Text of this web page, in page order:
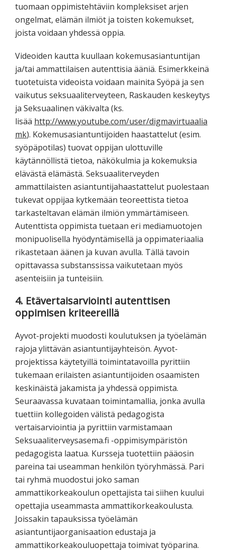
tuomaan oppimistehtäviin kompleksiset arjen
ongelmat, elämän ilmiöt ja toisten kokemukset,
joista voidaan yhdessä oppia.
Videoiden kautta kuullaan kokemusasiantuntijan
ja/tai ammattilaisen autenttisia ääniä. Esimerkkeinä
tuotetuista videoista voidaan mainita Syöpä ja sen
vaikutus seksuaaliterveyteen, Raskauden keskeytys
ja Seksuaalinen väkivalta (ks.
lisää http://www.youtube.com/user/digmavirtuaalia
mk). Kokemusasiantuntijoiden haastattelut (esim.
syöpäpotilas) tuovat oppijan ulottuville
käytännöllistä tietoa, näkökulmia ja kokemuksia
elävästä elämästä. Seksuaaliterveyden
ammattilaisten asiantuntijahaastattelut puolestaan
tukevat oppijaa kytkemään teoreettista tietoa
tarkasteltavan elämän ilmiön ymmärtämiseen.
Autenttista oppimista tuetaan eri mediamuotojen
monipuolisella hyödyntämisellä ja oppimateriaalia
rikastetaan äänen ja kuvan avulla. Tällä tavoin
opittavassa substanssissa vaikutetaan myös
asenteisiin ja tunteisiin.
4. Etävertaisarviointi autenttisen
oppimisen kriteereillä
Ayvot-projekti muodosti koulutuksen ja työelämän
rajoja ylittävän asiantuntijayhteisön. Ayvot-
projektissa käytetyillä toimintatavoilla pyrittiin
tukemaan erilaisten asiantuntijoiden osaamisten
keskinäistä jakamista ja yhdessä oppimista.
Seuraavassa kuvataan toimintamallia, jonka avulla
tuettiin kollegoiden välistä pedagogista
vertaisarviointia ja pyrittiin varmistamaan
Seksuaaliterveysasema.fi -oppimisympäristön
pedagogista laatua. Kursseja tuotettiin pääosin
pareina tai useamman henkilön työryhmässä. Pari
tai ryhmä muodostui joko saman
ammattikorkeakoulun opettajista tai siihen kuului
opettajia useammasta ammattikorkeakoulusta.
Joissakin tapauksissa työelämän
asiantuntijaorganisaation edustaja ja
ammattikorkeakouluopettaja toimivat työparina.